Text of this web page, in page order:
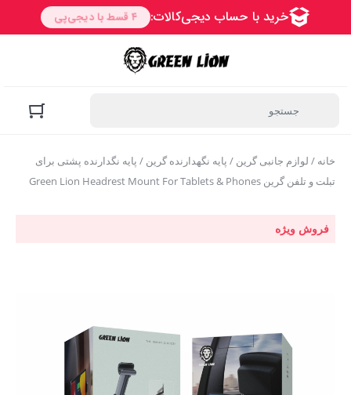
خانه / لوازم جانبی گرین / پایه نگهدارنده گرین / پایه نگدارنده پشتی برای
تبلت و تلفن گرین Green Lion Headrest Mount For Tablets & Phones
فروش ویژه